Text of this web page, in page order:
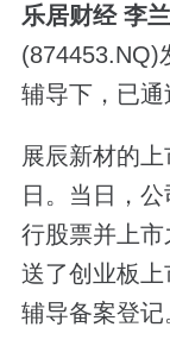
乐居财经 李兰
(874453.NQ)
辅导下，已通
展辰新材的
日。当日，
行股票并上
送了创业板
辅导备案登记